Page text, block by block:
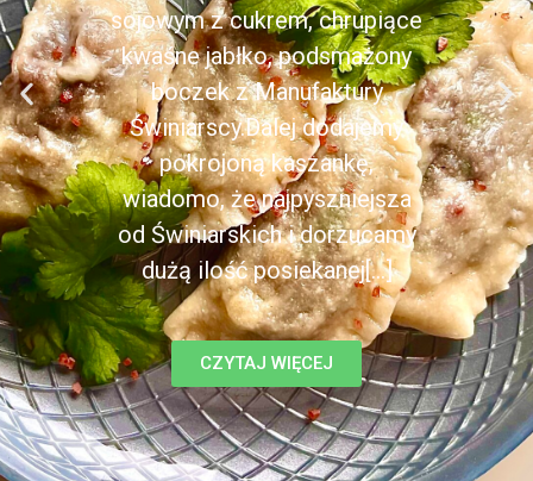
sojowym z cukrem, chrupiące
kwaśne jabłko, podsmażony
boczek z Manufaktury
Świniarscy.Dalej dodajemy
pokrojoną kaszankę,
wiadomo, że najpyszniejsza
od Świniarskich i dorzucamy
dużą ilość posiekanej[...]
CZYTAJ WIĘCEJ